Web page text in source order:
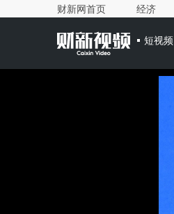
财新网首页 经济
短视频